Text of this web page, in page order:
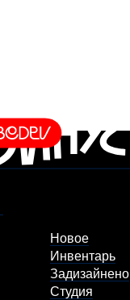
Новое
Инвентарь
Задизайнено
Студия